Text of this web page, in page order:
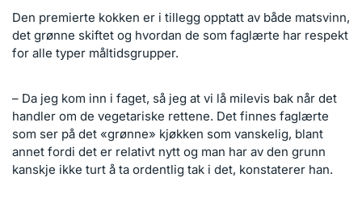
Den premierte kokken er i tillegg opptatt av både matsvinn,
det grønne skiftet og hvordan de som faglærte har respekt
for alle typer måltidsgrupper.
– Da jeg kom inn i faget, så jeg at vi lå milevis bak når det
handler om de vegetariske rettene. Det finnes faglærte
som ser på det «grønne» kjøkken som vanskelig, blant
annet fordi det er relativt nytt og man har av den grunn
kanskje ikke turt å ta ordentlig tak i det, konstaterer han.